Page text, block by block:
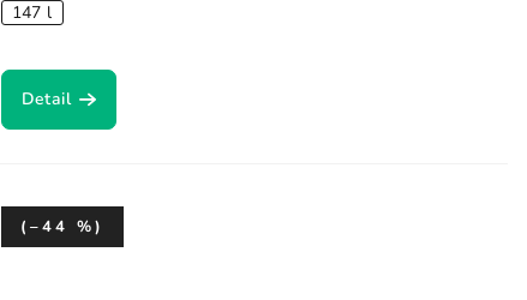
147 l
Detail
(–44 %)